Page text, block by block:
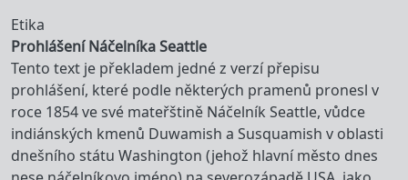
Etika
Prohlášení Náčelníka Seattle
Tento text je překladem jedné z verzí přepisu
prohlášení, které podle některých pramenů pronesl v
roce 1854 ve své mateřštině Náčelník Seattle, vůdce
indiánských kmenů Duwamish a Susquamish v oblasti
dnešního státu Washington (jehož hlavní město dnes